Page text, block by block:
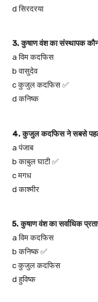
d सिरदरया
3. कुषाण वंश का संस्थापक
a विम कदफिस
b वासुदेव
c कुजुल कदफिस ✅
d कनिष्क
4. कुजुल कदफिस ने सबसे पहले
a पंजाब
b काबुल घाटी ✅
c मगध
d काश्मीर
5. कुषाण वंश का सर्वाधिक
a विम कदफिस
b कनिष्क ✅
c कुजुल कदफिस
d हुविष्क